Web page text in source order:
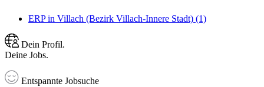
ERP in Villach (Bezirk Villach-Innere Stadt) (1)
Dein Profil.
Deine Jobs.
Entspannte Jobsuche